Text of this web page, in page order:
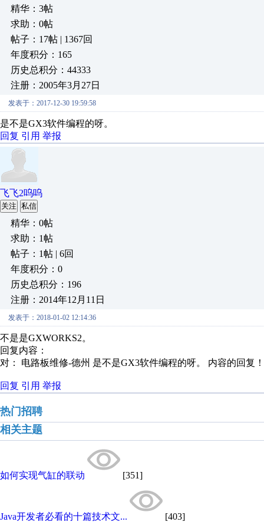
精华：3帖
求助：0帖
帖子：17帖 | 1367回
年度积分：165
历史总积分：44333
注册：2005年3月27日
发表于：2017-12-30 19:59:58
是不是GX3软件编程的呀。
回复 引用 举报
飞飞2呜呜
关注 私信
精华：0帖
求助：1帖
帖子：1帖 | 6回
年度积分：0
历史总积分：196
注册：2014年12月11日
发表于：2018-01-02 12:14:36
不是是GXWORKS2。
回复内容：
对： 电路板维修-德州 是不是GX3软件编程的呀。 内容的回复！
回复 引用 举报
热门招聘
相关主题
如何实现气缸的联动 [351]
Java开发者必看的十篇技术文... [403]